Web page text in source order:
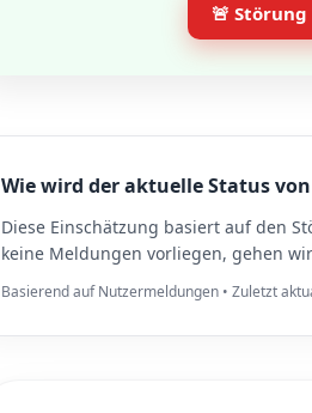
🚨
Wie wird der aktuelle Status
Diese Einschätzung basiert auf den
keine Meldungen vorliegen, gehen
Basierend auf Nutzermeldungen • Zuletzt